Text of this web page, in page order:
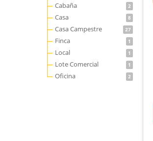
Cabaña 2
Casa 8
Casa Campestre 27
Finca 1
Local 1
Lote Comercial 1
Oficina 2